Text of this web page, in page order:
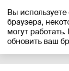
Вы
браузера,
могут
обновить ваш
+16